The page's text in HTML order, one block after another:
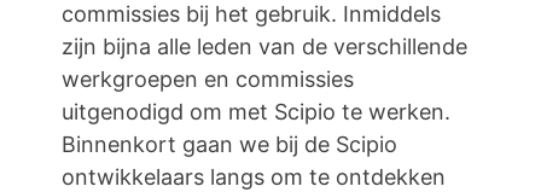
commissies bij het gebruik. Inmiddels
zijn bijna alle leden van de verschillende
werkgroepen en commissies
uitgenodigd om met Scipio te werken.
Binnenkort gaan we bij de Scipio
ontwikkelaars langs om te ontdekken